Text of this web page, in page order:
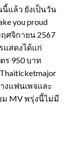
นี้แล้ว ยังเป็นวัน
you proud
ศจิกายน 2567
แสดงได้แก่
ร 950 บาท
งแฟนเพจและ
MV พรุ่งนี้ไม่มี